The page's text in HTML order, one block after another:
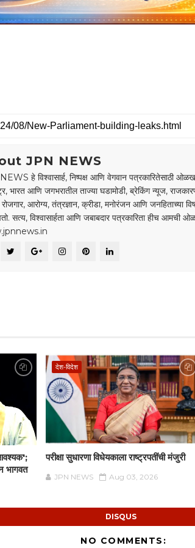
JPN NEWS
हे विश्वासार्ह, निष्पक्ष आणि वेगवान पत्रकारितेसाठी
भारत आणि जगभरातील ताज्या घडामोडी, ब्रेकिंग न्यूज,
रोजगार, आरोग्य, तंत्रज्ञान, क्रीडा, मनोरंजन आणि जनहिताच्या
सत्य, विश्वासार्हता आणि जबाबदार पत्रकारिता हीच आमची
भागवत
देश-विदेश
परीक्षा सुधारणा विधेयकाला राष्ट्रपतींची मंजुरी
JPN NEWS Aug 03, 2026
DISQUS
NO COMMENTS: